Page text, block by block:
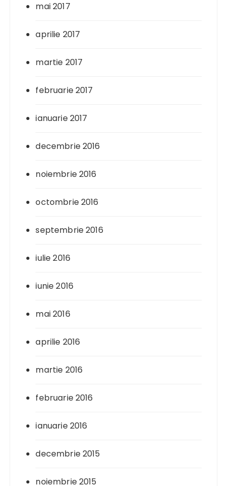
mai 2017
aprilie 2017
martie 2017
februarie 2017
ianuarie 2017
decembrie 2016
noiembrie 2016
octombrie 2016
septembrie 2016
iulie 2016
iunie 2016
mai 2016
aprilie 2016
martie 2016
februarie 2016
ianuarie 2016
decembrie 2015
noiembrie 2015